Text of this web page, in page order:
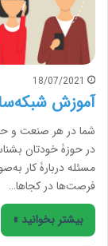
18/07/2021
آموزش
شما در هر صنعت و
در حوزۀ خودتان
مسئله دربارۀ کار
فرصت‌ها در کجاها…
بیشتر بخوانید »